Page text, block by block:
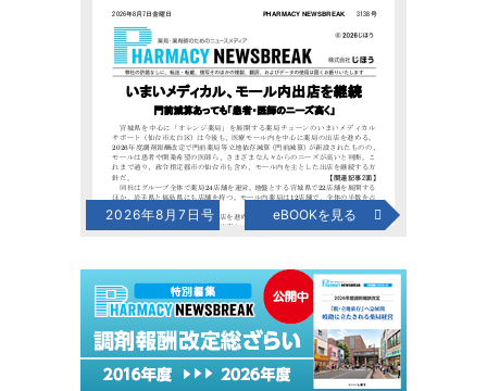
2026年8月7日号 eBOOKを見る